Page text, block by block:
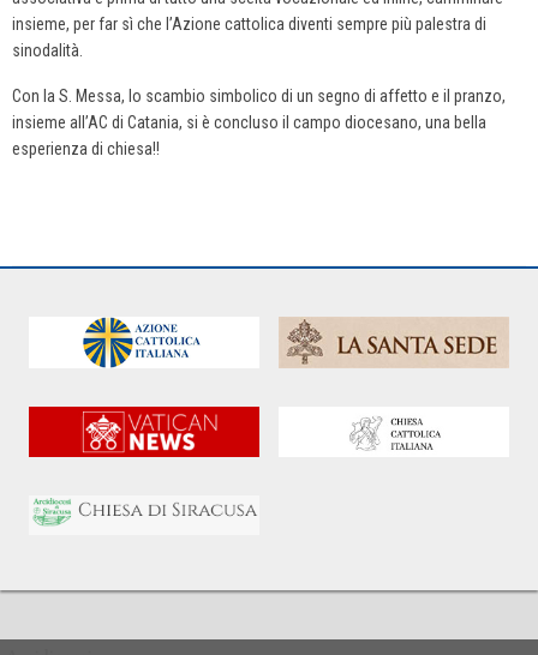
insieme, per far sì che l’Azione cattolica diventi sempre più palestra di
sinodalità.
Con la S. Messa, lo scambio simbolico di un segno di affetto e il pranzo,
insieme all’AC di Catania, si è concluso il campo diocesano, una bella
esperienza di chiesa!!